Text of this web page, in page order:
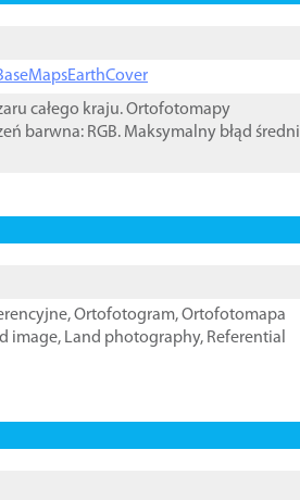
całego kraju. Ortofotomapy
barwna: RGB. Maksymalny błąd średni
,Ortofotogram,Ortofotomapa
image, Land photography, Referential